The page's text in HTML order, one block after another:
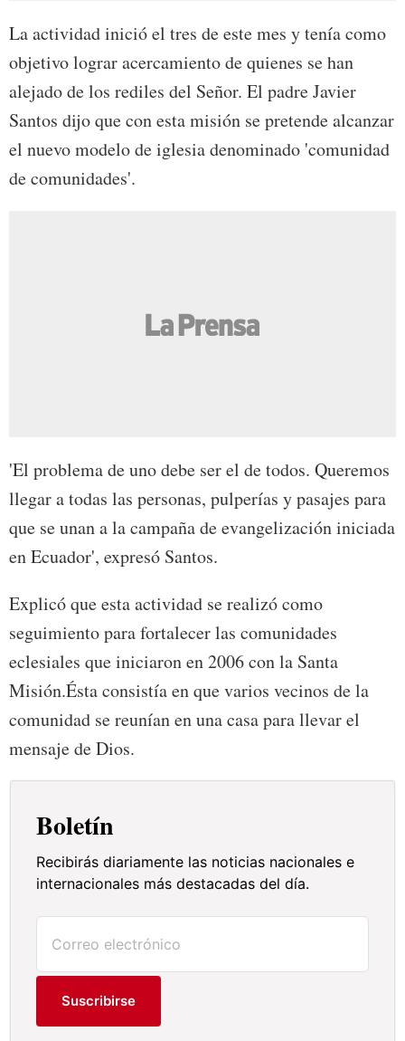
La actividad inició el tres de este mes y tenía como
objetivo lograr acercamiento de quienes se han
alejado de los rediles del Señor. El padre Javier
Santos dijo que con esta misión se pretende alcanzar
el nuevo modelo de iglesia denominado 'comunidad
de comunidades'.
'El problema de uno debe ser el de todos. Queremos
llegar a todas las personas, pulperías y pasajes para
que se unan a la campaña de evangelización iniciada
en Ecuador', expresó Santos.
Explicó que esta actividad se realizó como
seguimiento para fortalecer las comunidades
eclesiales que iniciaron en 2006 con la Santa
Misión.Ésta consistía en que varios vecinos de la
comunidad se reunían en una casa para llevar el
mensaje de Dios.
Boletín
Recibirás diariamente las noticias nacionales e
internacionales más destacadas del día.
Suscribirse